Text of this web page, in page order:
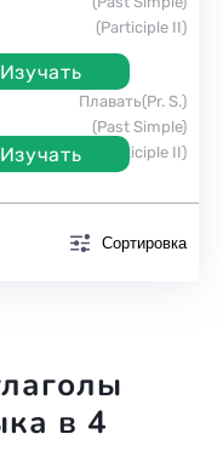
(Participle II)
Изучать
плавать(Pr. S.)
(Past Simple)
(Participle II)
Изучать
Сортировка
в 4